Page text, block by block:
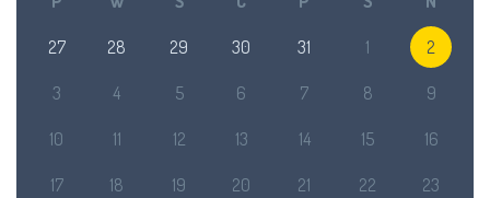
27 28 29 30 31 1 2
3 4 5 6 7 8 9
10 11 12 13 14 15 16
17 18 19 20 21 22 23